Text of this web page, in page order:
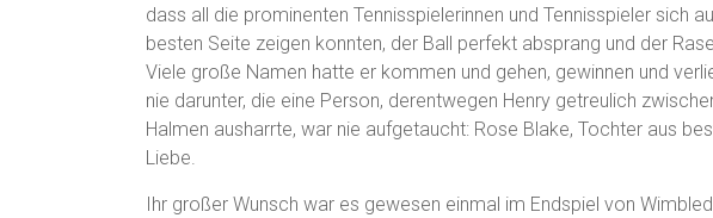
dass all die prominenten Tennisspielerinnen und Tennisspieler sich
besten Seite zeigen konnten, der Ball perfekt absprang und der
Viele große Namen hatte er kommen und gehen, gewinnen und
nie darunter, die eine Person, derentwegen Henry getreulich
Halmen ausharrte, war nie aufgetaucht: Rose Blake, Tochter aus
Liebe.
Ihr großer Wunsch war es gewesen einmal im Endspiel von